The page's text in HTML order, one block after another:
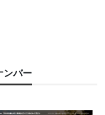
ンバー